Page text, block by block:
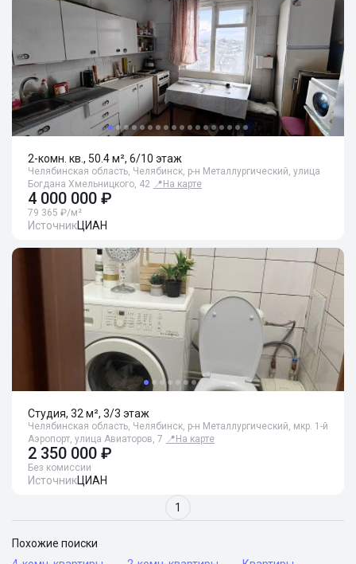
2-комн. кв., 50.4 м², 6/10 этаж
Челябинская область, Челябинск, р-н Металлургический, улица
Богдана Хмельницкого, 42 📍 На карте
4 000 000 ₽
79 365 ₽/м²
ИсточникЦИАН
Студия, 32 м², 3/3 этаж
Челябинская область, Челябинск, р-н Металлургический, мкр. 1-й
Аэропорт, улица Авиаторов, 7 📍 На карте
2 350 000 ₽
Без комиссии
ИсточникЦИАН
1
Похожие поиски